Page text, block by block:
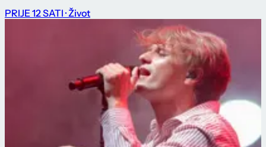
PRIJE 12 SATI · Život